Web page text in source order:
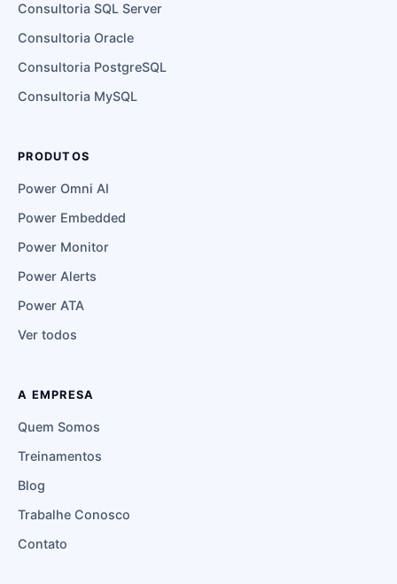
Consultoria SQL Server
Consultoria Oracle
Consultoria PostgreSQL
Consultoria MySQL
PRODUTOS
Power Omni AI
Power Embedded
Power Monitor
Power Alerts
Power ATA
Ver todos
A EMPRESA
Quem Somos
Treinamentos
Blog
Trabalhe Conosco
Contato